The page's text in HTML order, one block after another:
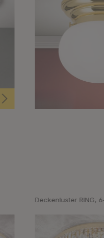
Deckenluster RING,